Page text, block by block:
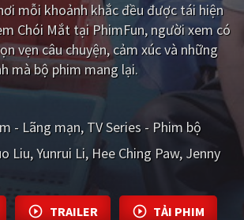
Trung Quốc - Hồng Kông
Nhật Bản
Việt Nam
mỗi khoảnh khắc đều được tái hiện
Chói Mắt tại PhimFun, người xem có
vẹn câu chuyện, cảm xúc và những
mà bộ phim mang lại.
- Lãng mạn TV Series - Phim bộ
Liu Yunrui Li Hee Ching Paw Jenny
TRAILER TẢI PHIM